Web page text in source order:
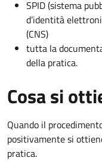
SPID (sistema
d’identità
(CNS)
tutta la
della pratica.
Cosa si
Quando il
positivamente si
pratica.